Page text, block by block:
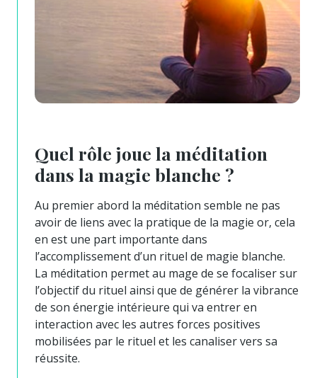
Quel rôle joue la méditation
dans la magie blanche ?
Au premier abord la méditation semble ne pas
avoir de liens avec la pratique de la magie or, cela
en est une part importante dans
l’accomplissement d’un rituel de magie blanche.
La méditation permet au mage de se focaliser sur
l’objectif du rituel ainsi que de générer la vibrance
de son énergie intérieure qui va entrer en
interaction avec les autres forces positives
mobilisées par le rituel et les canaliser vers sa
réussite.